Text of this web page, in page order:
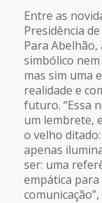
Entre as
Presidência
Para
simbólico
mas sim uma
realidade e
futuro. “Essa
um lembrete,
o velho
apenas
ser: uma
empática